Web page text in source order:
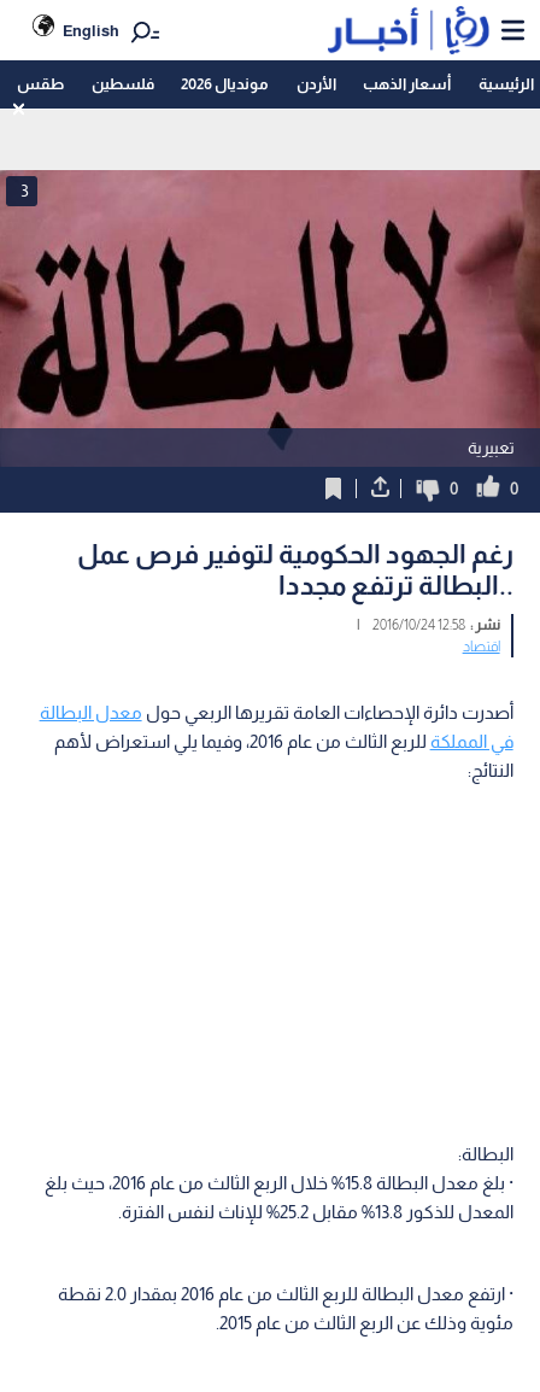
English
الرئيسية أسعار الذهب الأردن مونديال 2026 فلسطين طقس
تعبيرية
3
0
0
رغم الجهود الحكومية لتوفير فرص عمل
..البطالة ترتفع مجددا
نشر :12:58 2016/10/24
|
اقتصاد
أصدرت دائرة الإحصاءات العامة تقريرها الربعي حول معدل البطالة
في المملكة
للربع الثالث من عام 2016، وفيما يلي استعراض لأهم
النتائج:
البطالة:
· بلغ معدل البطالة 15.8% خلال الربع الثالث من عام 2016، حيث بلغ
المعدل للذكور 13.8% مقابل 25.2% للإناث لنفس الفترة.
· ارتفع معدل البطالة للربع الثالث من عام 2016 بمقدار 2.0 نقطة
مئوية وذلك عن الربع الثالث من عام 2015.